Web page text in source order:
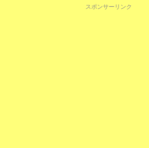
スポンサーリンク